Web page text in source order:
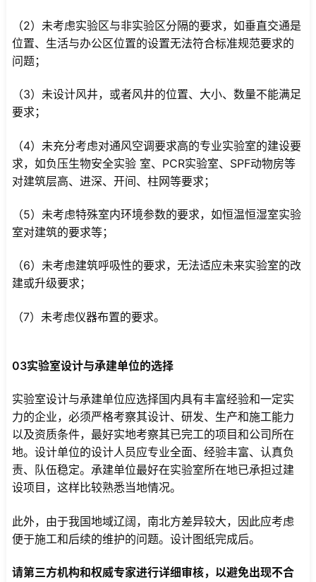
（2）未考虑实验区与非实验区分隔的要求，如垂直交通是
位置、生活与办公区位置的设置无法符合标准规范要求的
问题；
（3）未设计风井，或者风井的位置、大小、数量不能满足
要求；
（4）未充分考虑对通风空调要求高的专业实验室的建设要
求，如负压生物安全实验 室、PCR实验室、SPF动物房等
对建筑层高、进深、开间、柱网等要求；
（5）未考虑特殊室内环境参数的要求，如恒温恒湿室实验
室对建筑的要求等；
（6）未考虑建筑呼吸性的要求，无法适应未来实验室的改
建或升级要求；
（7）未考虑仪器布置的要求。
03实验室设计与承建单位的选择
实验室设计与承建单位应选择国内具有丰富经验和一定实
力的企业，必须严格考察其设计、研发、生产和施工能力
以及资质条件，最好实地考察其已完工的项目和公司所在
地。设计单位的设计人员应专业全面、经验丰富、认真负
责、队伍稳定。承建单位最好在实验室所在地已承担过建
设项目，这样比较熟悉当地情况。
此外，由于我国地域辽阔，南北方差异较大，因此应考虑
便于施工和后续的维护的问题。设计图纸完成后。
请第三方机构和权威专家进行详细审核，以避免出现不合